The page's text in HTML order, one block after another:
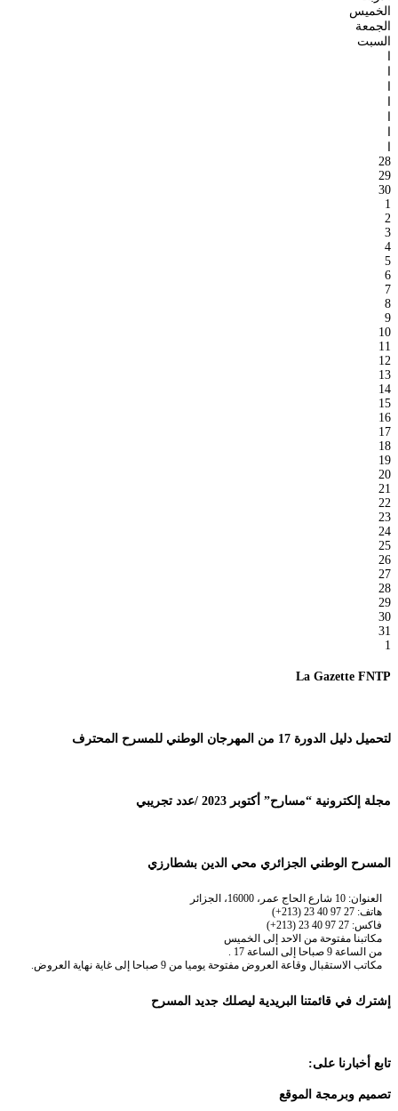
الخميس
الجمعة
السبت
28
29
30
1
2
3
4
5
6
7
8
9
10
11
12
13
14
15
16
17
18
19
20
21
22
23
24
25
26
27
28
29
30
31
1
La Gazette FNTP
لتحميل دليل الدورة 17 من المهرجان الوطني للمسرح المحترف
مجلة إلكترونية “مسارح” أكتوبر 2023 /عدد تجريبي
المسرح الوطني الجزائري محي الدين بشطارزي
العنوان: 10 شارع الحاج عمر، 16000، الجزائر
هاتف: 27 97 40 23 (213+)
فاكس: 27 97 40 23 (213+)
مكاتبنا مفتوحة من الاحد إلى الخميس
من الساعة 9 صباحا إلى الساعة 17 .
مكاتب الاستقبال وقاعة العروض مفتوحة يوميا من 9 صباحا إلى غاية نهاية العروض.
إشترك في قائمتنا البريدية ليصلك جديد المسرح
تابع أخبارنا على:
تصميم وبرمجة الموقع